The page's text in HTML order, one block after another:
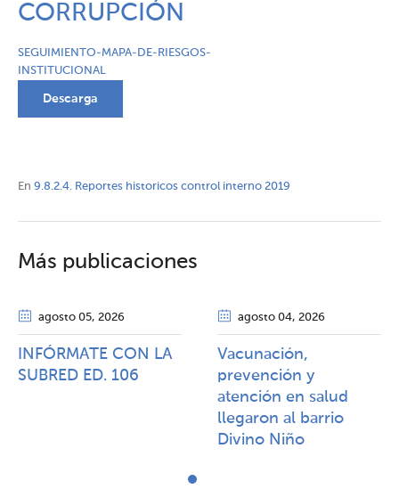
CORRUPCIÓN
SEGUIMIENTO-MAPA-DE-RIESGOS-
INSTITUCIONAL
Descarga
En 9.8.2.4. Reportes historicos control interno 2019
Más publicaciones
agosto 05, 2026
INFÓRMATE CON LA
SUBRED ED. 106
agosto 04, 2026
Vacunación,
prevención y
atención en salud
llegaron al barrio
Divino Niño